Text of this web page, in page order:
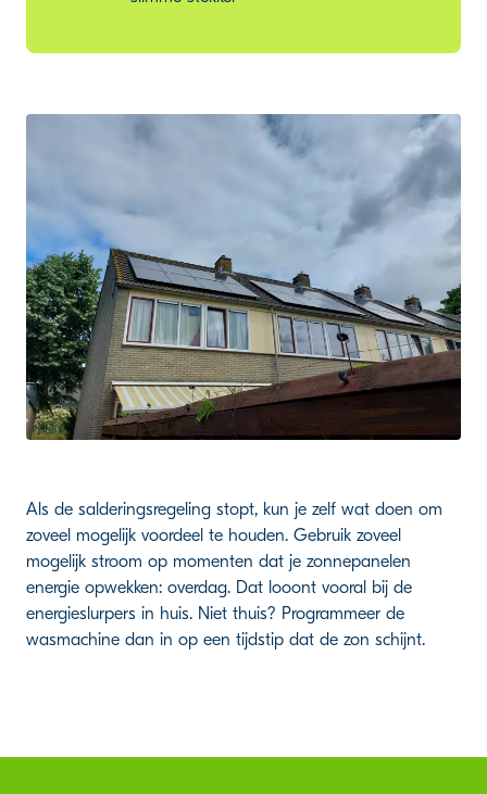
Als de salderingsregeling stopt, kun je zelf wat doen om
zoveel mogelijk voordeel te houden. Gebruik zoveel
mogelijk stroom op momenten dat je zonnepanelen
energie opwekken: overdag. Dat looont vooral bij de
energieslurpers in huis. Niet thuis? Programmeer de
wasmachine dan in op een tijdstip dat de zon schijnt.